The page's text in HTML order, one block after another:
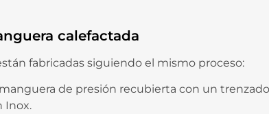
calefactada
fabricadas siguiendo el mismo proceso:
de presión recubierta con un
Inox.